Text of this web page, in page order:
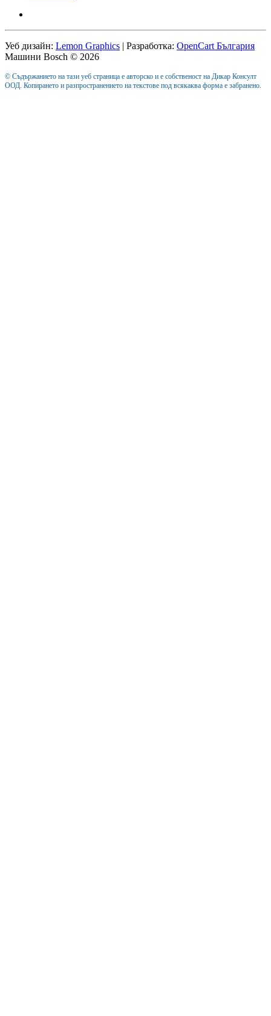
Уеб дизайн: Lemon Graphics | Разработка: OpenCart България
Машини Bosch © 2026
© Съдържанието на тази уеб страница е авторско и е собственост на Дикар Консулт
ООД. Копирането и разпространението на текстове под всякаква форма е забранено.